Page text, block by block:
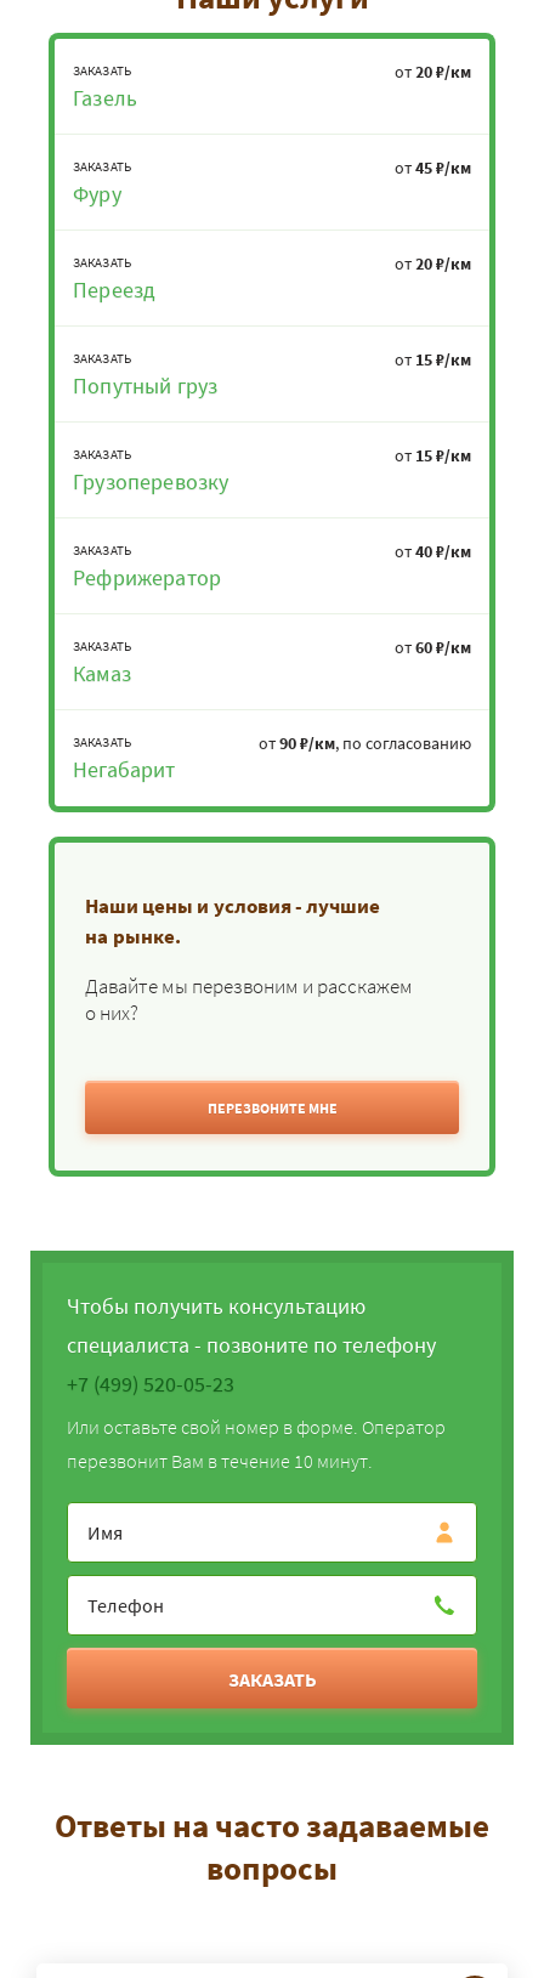
ЗАКАЗАТЬ
Газель
от20 ₽/км
ЗАКАЗАТЬ
Фуру
от45 ₽/км
ЗАКАЗАТЬ
Переезд
от20 ₽/км
ЗАКАЗАТЬ
Попутный груз
от 15 ₽/км
ЗАКАЗАТЬ
Грузоперевозку
от 15 ₽/км
ЗАКАЗАТЬ
Рефрижератор
от40 ₽/км
ЗАКАЗАТЬ
Камаз
от60 ₽/км
ЗАКАЗАТЬ
Негабарит
от90 ₽/км, по согласованию
Наши цены и условия - лучшие
на рынке.
Давайте мы перезвоним и расскажем
о них?
ПЕРЕЗВОНИТЕ МНЕ
Чтобы получить консультацию
специалиста - позвоните по телефону
+7 (499) 520-05-23
Или оставьте свой номер в форме. Оператор
перезвонит Вам в течение 10 минут.
ЗАКАЗАТЬ
Ответы на часто задаваемые
вопросы